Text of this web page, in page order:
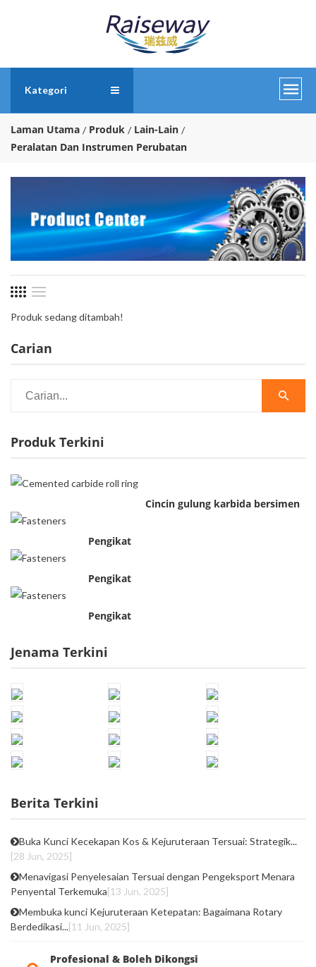
Kategori
Laman Utama Produk
Lain-Lain
Peralatan Dan Instrumen Perubatan
Carian
Produk Terkini
Cincin gulung karbida bersimen
Pengikat
Pengikat
Pengikat
Jenama Terkini
Berita Terkini
Buka Kunci Kecekapan Kos & Kejuruteraan Tersuai: Strategik...
[28 Jun, 2025]
Menavigasi Penyelesaian Tersuai dengan Pengeksport Menara
Penyental Terkemuka[13 Jun, 2025]
Membuka kunci Kejuruteraan Ketepatan: Bagaimana Rotary
Berdedikasi...[11 Jun, 2025]
Produk sedang ditambah!
Profesional & Boleh Dikongsi